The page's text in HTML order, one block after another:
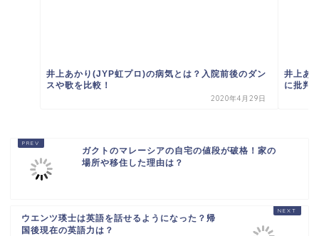
井上あかり(JYP虹プロ)の病気とは？入院前後のダン
スや歌を比較！
2020年4月29日
井上あ
に批判
ガクトのマレーシアの自宅の値段が破格！家の
場所や移住した理由は？
ウエンツ瑛士は英語を話せるようになった？帰
国後現在の英語力は？